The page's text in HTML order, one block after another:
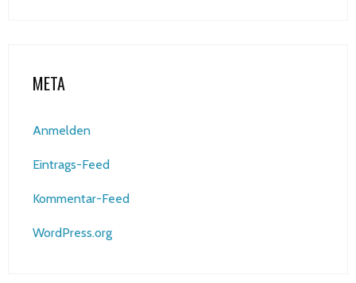
META
Anmelden
Eintrags-Feed
Kommentar-Feed
WordPress.org